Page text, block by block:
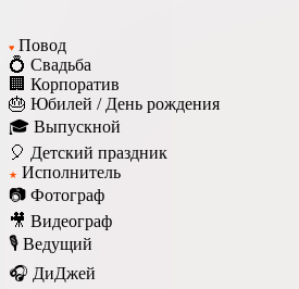
♥ Повод
💍 Свадьба
🏢 Корпоратив
🎂 Юбилей / День рождения
🎓 Выпускной
🎈 Детский праздник
★ Исполнитель
📷 Фотограф
🎥 Видеограф
🎙️ Ведущий
🎧 ДиДжей